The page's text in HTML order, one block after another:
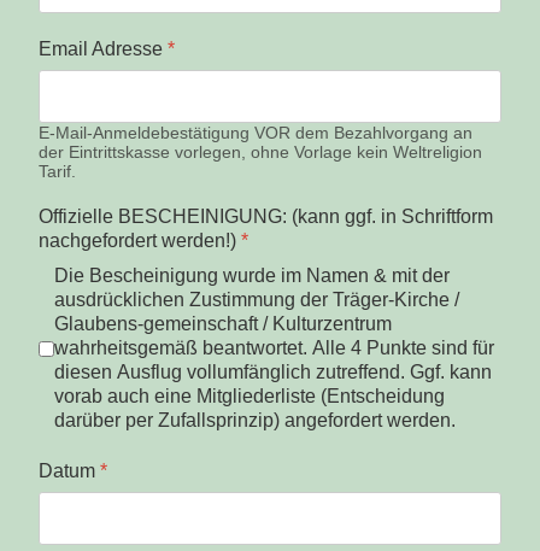
Email Adresse *
E-Mail-Anmeldebestätigung VOR dem Bezahlvorgang an
der Eintrittskasse vorlegen, ohne Vorlage kein Weltreligion
Tarif.
Offizielle BESCHEINIGUNG: (kann ggf. in Schriftform
nachgefordert werden!) *
Die Bescheinigung wurde im Namen & mit der
ausdrücklichen Zustimmung der Träger-Kirche /
Glaubens-gemeinschaft / Kulturzentrum
wahrheitsgemäß beantwortet. Alle 4 Punkte sind für
diesen Ausflug vollumfänglich zutreffend. Ggf. kann
vorab auch eine Mitgliederliste (Entscheidung
darüber per Zufallsprinzip) angefordert werden.
Datum *